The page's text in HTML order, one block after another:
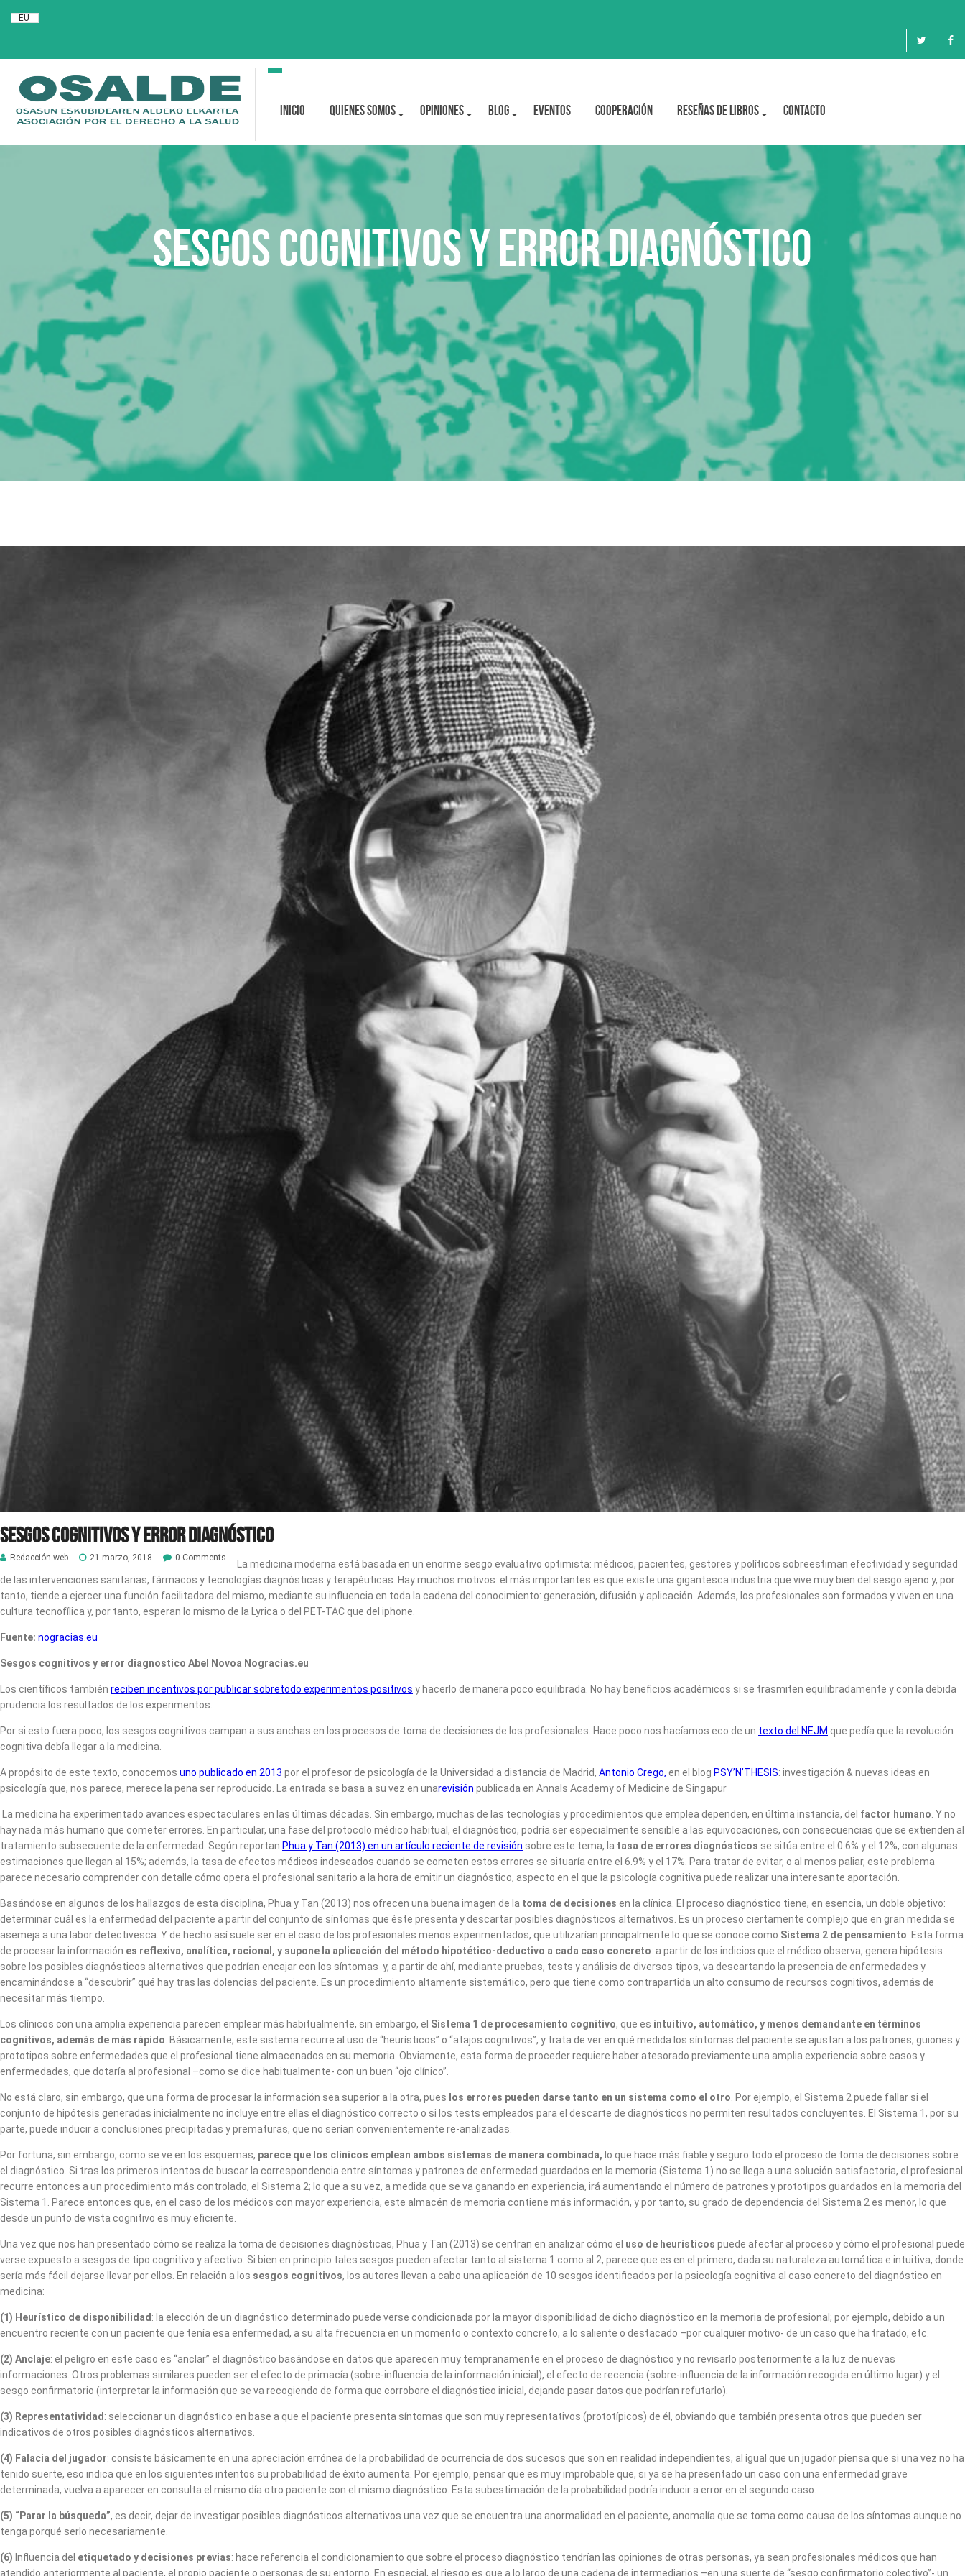
EU
Toggle
Inicio Quienes Somos OPINIONES BLOG Eventos Cooperación Reseñas de libros Contacto
Sesgos cognitivos y error diagnóstico
Sesgos cognitivos y error diagnóstico
Redacción web 21 marzo, 2018 0 Comments
La medicina moderna está basada en un enorme sesgo evaluativo optimista: médicos, pacientes, gestores y políticos sobreestiman efectividad y seguridad
de las intervenciones sanitarias, fármacos y tecnologías diagnósticas y terapéuticas. Hay muchos motivos: el más importantes es que existe una gigantesca industria que vive muy bien del sesgo ajeno y, por
tanto, tiende a ejercer una función facilitadora del mismo, mediante su influencia en toda la cadena del conocimiento: generación, difusión y aplicación. Además, los profesionales son formados y viven en una
cultura tecnofílica y, por tanto, esperan lo mismo de la Lyrica o del PET-TAC que del iphone.
Fuente: nogracias.eu
Sesgos cognitivos y error diagnostico Abel Novoa Nogracias.eu
Los científicos también reciben incentivos por publicar sobretodo experimentos positivos y hacerlo de manera poco equilibrada. No hay beneficios académicos si se trasmiten equilibradamente y con la debida
prudencia los resultados de los experimentos.
Por si esto fuera poco, los sesgos cognitivos campan a sus anchas en los procesos de toma de decisiones de los profesionales. Hace poco nos hacíamos eco de un texto del NEJM que pedía que la revolución
cognitiva debía llegar a la medicina.
A propósito de este texto, conocemos uno publicado en 2013 por el profesor de psicología de la Universidad a distancia de Madrid, Antonio Crego, en el blog PSY’N’THESIS: investigación & nuevas ideas en
psicología que, nos parece, merece la pena ser reproducido. La entrada se basa a su vez en unarevisión publicada en Annals Academy of Medicine de Singapur
La medicina ha experimentado avances espectaculares en las últimas décadas. Sin embargo, muchas de las tecnologías y procedimientos que emplea dependen, en última instancia, del factor humano . Y no
hay nada más humano que cometer errores. En particular, una fase del protocolo médico habitual, el diagnóstico, podría ser especialmente sensible a las equivocaciones, con consecuencias que se extienden al
tratamiento subsecuente de la enfermedad. Según reportan Phua y Tan (2013) en un artículo reciente de revisión sobre este tema, la tasa de errores diagnósticos se sitúa entre el 0.6% y el 12%, con algunas
estimaciones que llegan al 15%; además, la tasa de efectos médicos indeseados cuando se cometen estos errores se situaría entre el 6.9% y el 17%. Para tratar de evitar, o al menos paliar, este problema
parece necesario comprender con detalle cómo opera el profesional sanitario a la hora de emitir un diagnóstico, aspecto en el que la psicología cognitiva puede realizar una interesante aportación.
Basándose en algunos de los hallazgos de esta disciplina, Phua y Tan (2013) nos ofrecen una buena imagen de la toma de decisiones en la clínica. El proceso diagnóstico tiene, en esencia, un doble objetivo:
determinar cuál es la enfermedad del paciente a partir del conjunto de síntomas que éste presenta y descartar posibles diagnósticos alternativos. Es un proceso ciertamente complejo que en gran medida se
asemeja a una labor detectivesca. Y de hecho así suele ser en el caso de los profesionales menos experimentados, que utilizarían principalmente lo que se conoce como Sistema 2 de pensamiento . Esta forma
de procesar la información es reflexiva, analítica, racional, y supone la aplicación del método hipotético-deductivo a cada caso concreto: a partir de los indicios que el médico observa, genera hipótesis
sobre los posibles diagnósticos alternativos que podrían encajar con los síntomas y, a partir de ahí, mediante pruebas, tests y análisis de diversos tipos, va descartando la presencia de enfermedades y
encaminándose a “descubrir” qué hay tras las dolencias del paciente. Es un procedimiento altamente sistemático, pero que tiene como contrapartida un alto consumo de recursos cognitivos, además de
necesitar más tiempo.
Los clínicos con una amplia experiencia parecen emplear más habitualmente, sin embargo, el Sistema 1 de procesamiento cognitivo, que es intuitivo, automático, y menos demandante en términos
cognitivos, además de más rápido . Básicamente, este sistema recurre al uso de “heurísticos” o “atajos cognitivos”, y trata de ver en qué medida los síntomas del paciente se ajustan a los patrones, guiones y
prototipos sobre enfermedades que el profesional tiene almacenados en su memoria. Obviamente, esta forma de proceder requiere haber atesorado previamente una amplia experiencia sobre casos y
enfermedades, que dotaría al profesional –como se dice habitualmente- con un buen “ojo clínico”.
No está claro, sin embargo, que una forma de procesar la información sea superior a la otra, pues los errores pueden darse tanto en un sistema como el otro . Por ejemplo, el Sistema 2 puede fallar si el
conjunto de hipótesis generadas inicialmente no incluye entre ellas el diagnóstico correcto o si los tests empleados para el descarte de diagnósticos no permiten resultados concluyentes. El Sistema 1, por su
parte, puede inducir a conclusiones precipitadas y prematuras, que no serían convenientemente re-analizadas.
Por fortuna, sin embargo, como se ve en los esquemas, parece que los clínicos emplean ambos sistemas de manera combinada, lo que hace más fiable y seguro todo el proceso de toma de decisiones sobre
el diagnóstico. Si tras los primeros intentos de buscar la correspondencia entre síntomas y patrones de enfermedad guardados en la memoria (Sistema 1) no se llega a una solución satisfactoria, el profesional
recurre entonces a un procedimiento más controlado, el Sistema 2; lo que a su vez, a medida que se va ganando en experiencia, irá aumentando el número de patrones y prototipos guardados en la memoria del
Sistema 1. Parece entonces que, en el caso de los médicos con mayor experiencia, este almacén de memoria contiene más información, y por tanto, su grado de dependencia del Sistema 2 es menor, lo que
desde un punto de vista cognitivo es muy eficiente.
Una vez que nos han presentado cómo se realiza la toma de decisiones diagnósticas, Phua y Tan (2013) se centran en analizar cómo el uso de heurísticos puede afectar al proceso y cómo el profesional puede
verse expuesto a sesgos de tipo cognitivo y afectivo. Si bien en principio tales sesgos pueden afectar tanto al sistema 1 como al 2, parece que es en el primero, dada su naturaleza automática e intuitiva, donde
sería más fácil dejarse llevar por ellos. En relación a los sesgos cognitivos, los autores llevan a cabo una aplicación de 10 sesgos identificados por la psicología cognitiva al caso concreto del diagnóstico en
medicina:
(1) Heurístico de disponibilidad : la elección de un diagnóstico determinado puede verse condicionada por la mayor disponibilidad de dicho diagnóstico en la memoria de profesional; por ejemplo, debido a un
encuentro reciente con un paciente que tenía esa enfermedad, a su alta frecuencia en un momento o contexto concreto, a lo saliente o destacado –por cualquier motivo- de un caso que ha tratado, etc.
(2) Anclaje: el peligro en este caso es “anclar” el diagnóstico basándose en datos que aparecen muy tempranamente en el proceso de diagnóstico y no revisarlo posteriormente a la luz de nuevas
informaciones. Otros problemas similares pueden ser el efecto de primacía (sobre-influencia de la información inicial), el efecto de recencia (sobre-influencia de la información recogida en último lugar) y el
sesgo confirmatorio (interpretar la información que se va recogiendo de forma que corrobore el diagnóstico inicial, dejando pasar datos que podrían refutarlo).
(3) Representatividad : seleccionar un diagnóstico en base a que el paciente presenta síntomas que son muy representativos (prototípicos) de él, obviando que también presenta otros que pueden ser
indicativos de otros posibles diagnósticos alternativos.
(4) Falacia del jugador: consiste básicamente en una apreciación errónea de la probabilidad de ocurrencia de dos sucesos que son en realidad independientes, al igual que un jugador piensa que si una vez no ha
tenido suerte, eso indica que en los siguientes intentos su probabilidad de éxito aumenta. Por ejemplo, pensar que es muy improbable que, si ya se ha presentado un caso con una enfermedad grave
determinada, vuelva a aparecer en consulta el mismo día otro paciente con el mismo diagnóstico. Esta subestimación de la probabilidad podría inducir a error en el segundo caso.
(5) “Parar la búsqueda”, es decir, dejar de investigar posibles diagnósticos alternativos una vez que se encuentra una anormalidad en el paciente, anomalía que se toma como causa de los síntomas aunque no
tenga porqué serlo necesariamente.
(6) Influencia del etiquetado y decisiones previas: hace referencia el condicionamiento que sobre el proceso diagnóstico tendrían las opiniones de otras personas, ya sean profesionales médicos que han
atendido anteriormente al paciente, el propio paciente o personas de su entorno. En especial, el riesgo es que a lo largo de una cadena de intermediarios –en una suerte de “sesgo confirmatorio colectivo”- un